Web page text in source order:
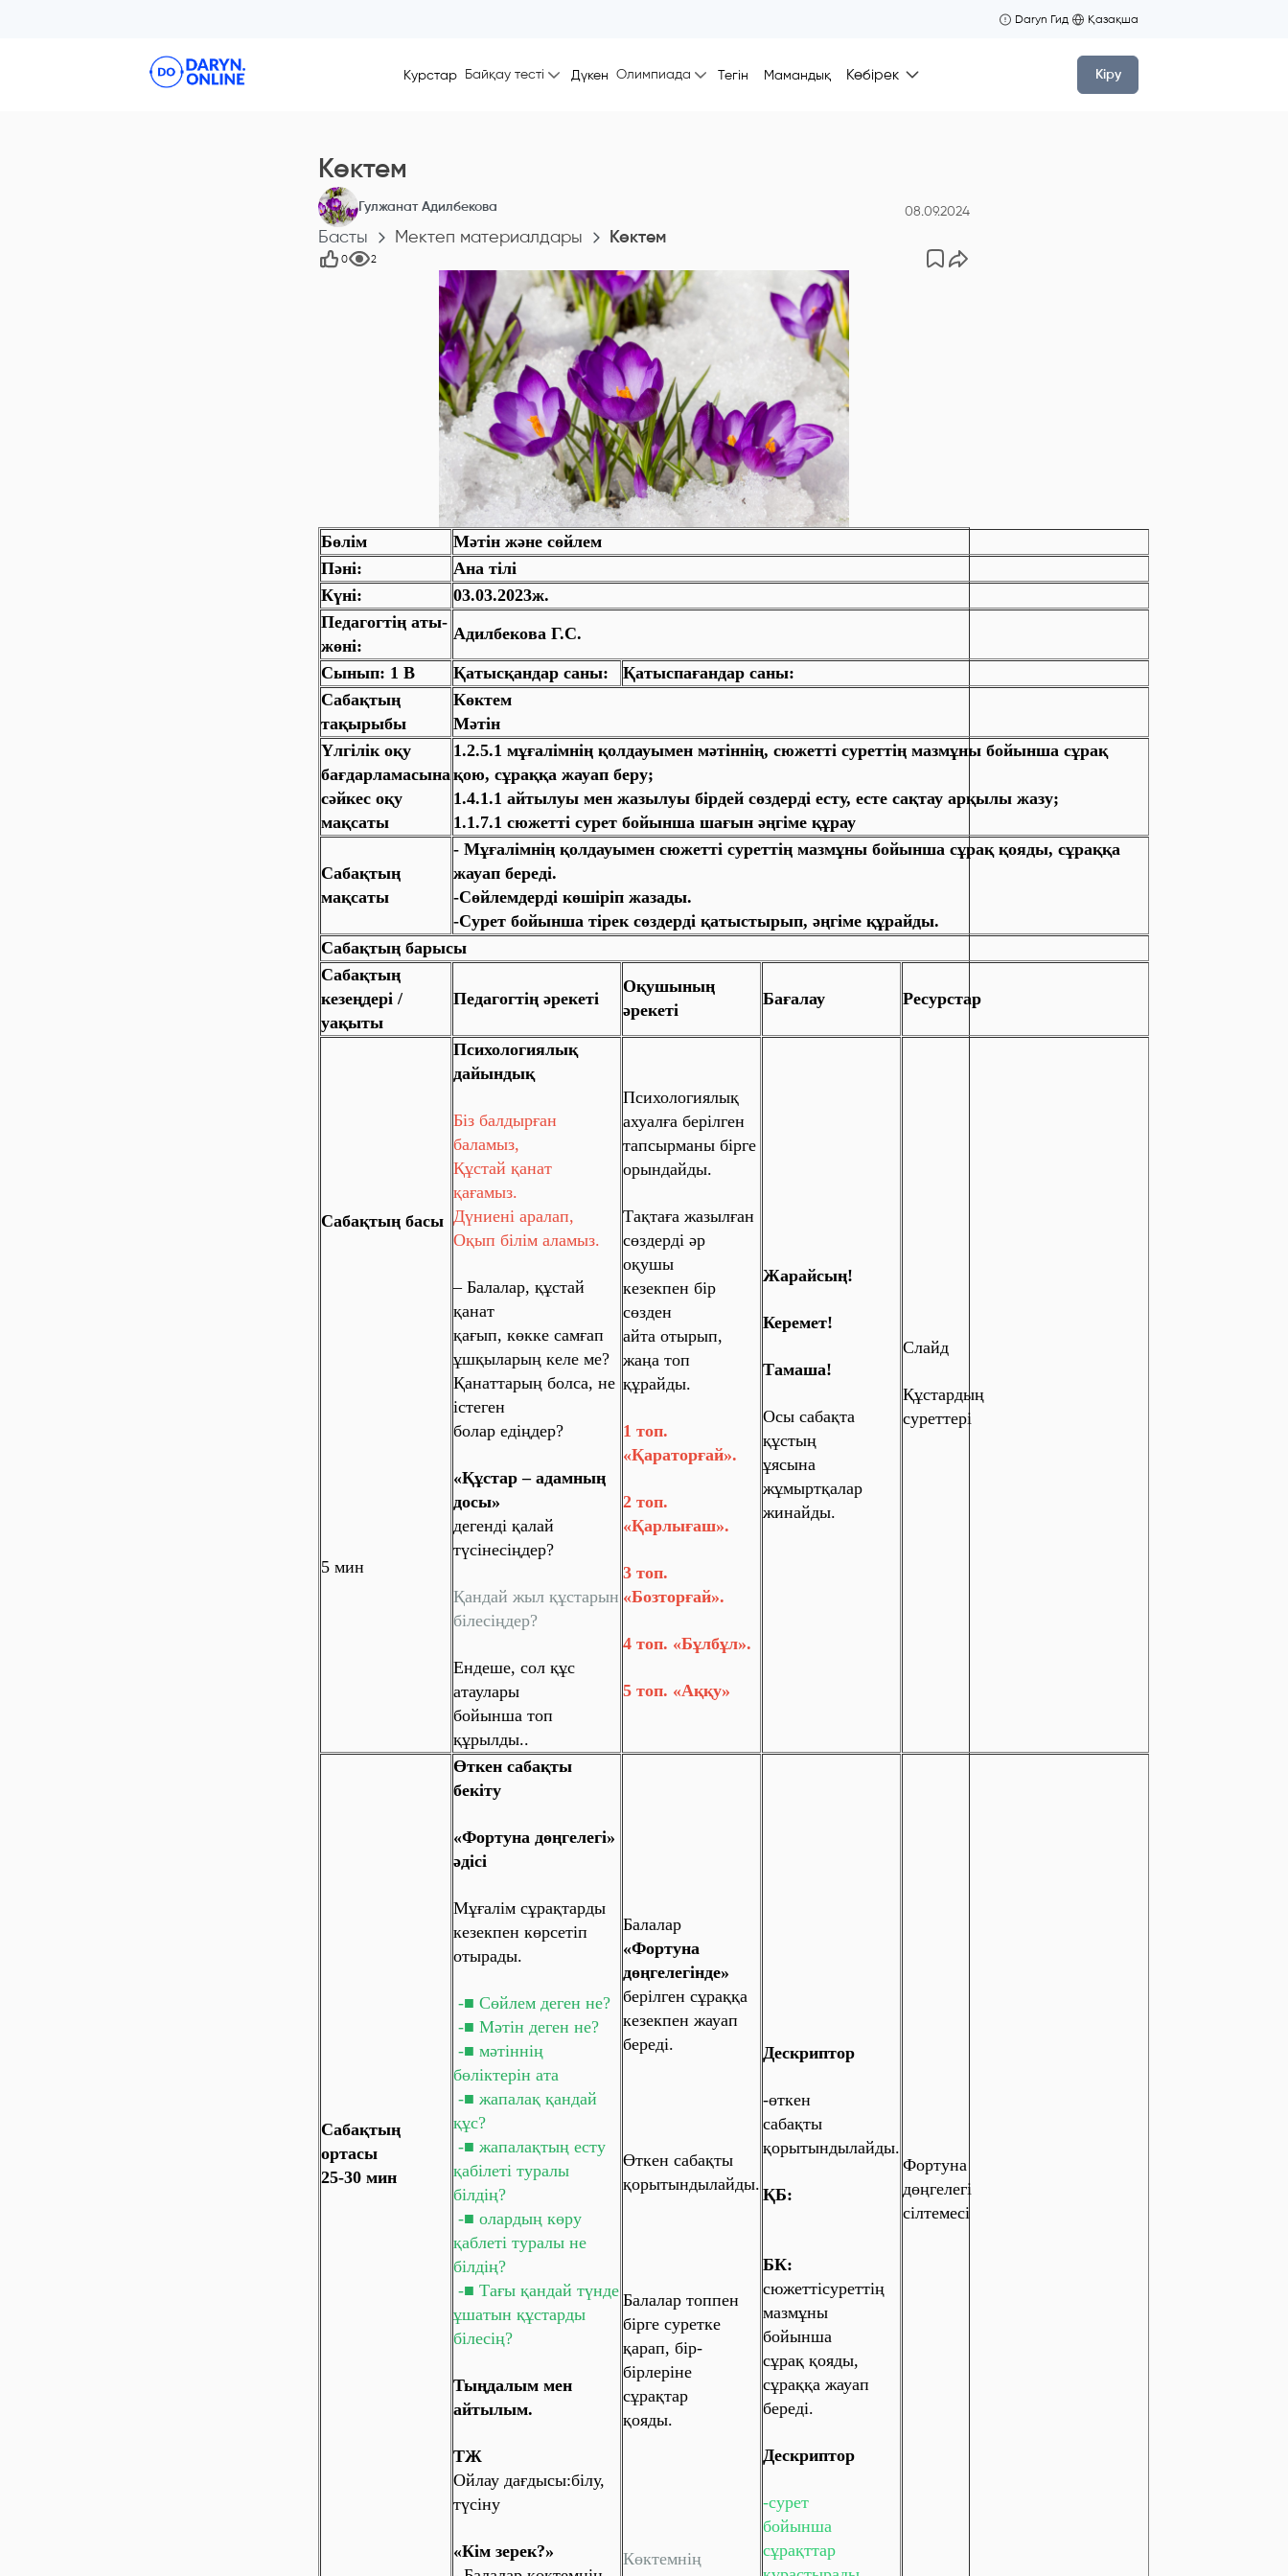
Daryn Гид Қазақша
Курстар Байқау тесті Дүкен Олимпиада Тегін Мамандық Көбірек Кіру
Көктем
Гулжанат Адилбекова 08.09.2024
Басты Мектеп материалдары Көктем
0 2
Бөлім
Мәтін және сөйлем
Пәні:
Ана тілі
Күні:
03.03.2023ж.
Педагогтің аты-
жөні:
Адилбекова Г.С.
Сынып: 1 В Қатысқандар саны:
Қатыспағандар саны:
Сабақтың
тақырыбы
Көктем
Мәтін
Үлгілік оқу
бағдарламасына
сәйкес оқу
мақсаты
1.2.5.1 мұғалімнің қолдауымен мәтіннің, сюжетті суреттің мазмұны бойынша сұрақ
қою, сұраққа жауап беру;
1.4.1.1 айтылуы мен жазылуы бірдей сөздерді есту, есте сақтау арқылы жазу;
1.1.7.1 сюжетті сурет бойынша шағын әңгіме құрау
Сабақтың
мақсаты
- Мұғалімнің қолдауымен сюжетті суреттің мазмұны бойынша сұрақ қояды, сұраққа
жауап береді.
-Сөйлемдерді көшіріп жазады.
-Сурет бойынша тірек сөздерді қатыстырып, әңгіме құрайды.
Сабақтың барысы
Сабақтың
кезеңдері /
уақыты
Педагогтің әрекеті
Оқушының
әрекеті
Бағалау Ресурстар
Сабақтың басы
5 мин
Психологиялық
дайындық
Біз балдырған
баламыз,
Құстай қанат
қағамыз.
Дүниені аралап,
Оқып білім аламыз.
– Балалар, құстай
қанат
қағып, көкке самғап
ұшқыларың келе ме?
Қанаттарың болса, не
істеген
болар едіңдер?
«Құстар – адамның
досы»
дегенді қалай
түсінесіңдер?
Қандай жыл құстарын
білесіңдер?
Ендеше, сол құс
атаулары
бойынша топ
құрылды..
Психологиялық
ахуалға берілген
тапсырманы бірге
орындайды.
Тақтаға жазылған
сөздерді әр
оқушы
кезекпен бір
сөзден
айта отырып,
жаңа топ
құрайды.
1 топ.
«Қараторғай».
2 топ.
«Қарлығаш».
3 топ.
«Бозторғай».
4 топ. «Бұлбұл».
5 топ. «Аққу»
Жарайсың!
Керемет!
Тамаша!
Осы сабақта
құстың
ұясына
жұмыртқалар
жинайды.
Слайд
Құстардың
суреттері
Сабақтың
ортасы
25-30 мин
Өткен сабақты
бекіту
«Фортуна дөңгелегі»
әдісі
Мұғалім сұрақтарды
кезекпен көрсетіп
отырады.
-■ Сөйлем деген не?
-■ Мәтін деген не?
-■ мәтіннің
бөліктерін ата
-■ жапалақ қандай
құс?
-■ жапалақтың есту
қабілеті туралы
білдің?
-■ олардың көру
қаблеті туралы не
білдің?
-■ Тағы қандай түнде
ұшатын құстарды
білесің?
Тыңдалым мен
айтылым.
ТЖ
Ойлау дағдысы:білу,
түсіну
«Кім зерек?»
Балалар
«Фортуна
дөңгелегінде»
берілген сұраққа
кезекпен жауап
береді.
Өткен сабақты
қорытындылайды.
Балалар топпен
бірге суретке
қарап, бір-
бірлеріне
сұрақтар
қояды.
Көктемнің
Дескриптор
-өткен
сабақты
қорытындылайды.
ҚБ:
БК:
сюжеттісуреттің
мазмұны
бойынша
сұрақ қояды,
сұраққа жауап
береді.
Дескриптор
-сурет
бойынша
сұрақттар
Фортуна
дөңгелегі
сілтемесі